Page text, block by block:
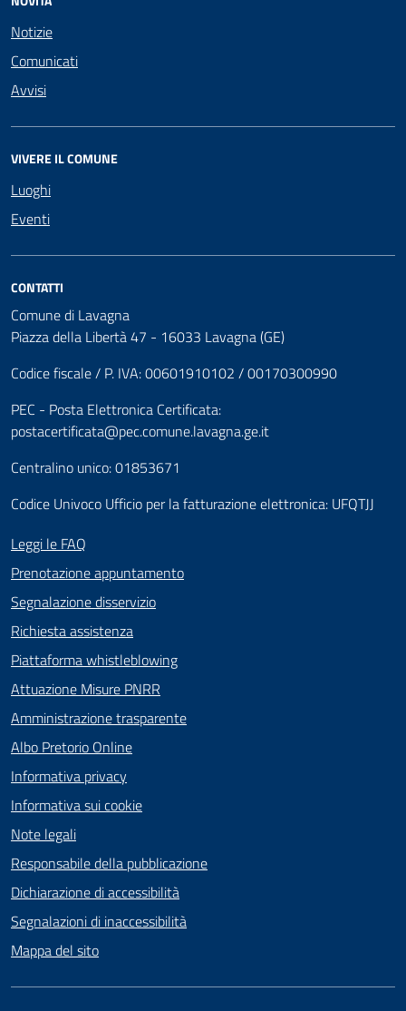
Notizie
Comunicati
Avvisi
VIVERE IL COMUNE
Luoghi
Eventi
CONTATTI
Comune di Lavagna
Piazza della Libertà 47 - 16033 Lavagna (GE)
Codice fiscale / P. IVA: 00601910102 / 00170300990
PEC - Posta Elettronica Certificata:
postacertificata@pec.comune.lavagna.ge.it
Centralino unico: 01853671
Codice Univoco Ufficio per la fatturazione elettronica: UFQTJJ
Leggi le FAQ
Prenotazione appuntamento
Segnalazione disservizio
Richiesta assistenza
Piattaforma whistleblowing
Attuazione Misure PNRR
Amministrazione trasparente
Albo Pretorio Online
Informativa privacy
Informativa sui cookie
Note legali
Responsabile della pubblicazione
Dichiarazione di accessibilità
Segnalazioni di inaccessibilità
Mappa del sito